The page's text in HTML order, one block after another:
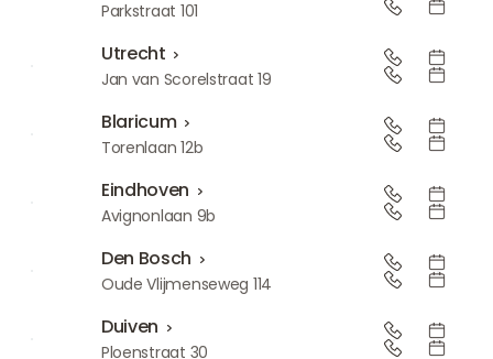
Den HaagParkstraat 101
Utrecht
Jan van Scorelstraat 19
Blaricum
Blaricum
Torenlaan 12b
Eindhoven
Eindhoven
Avignonlaan 9b
Den Bosch
Den Bosch
Oude Vlijmenseweg 114
Duiven
Ploenstraat 30